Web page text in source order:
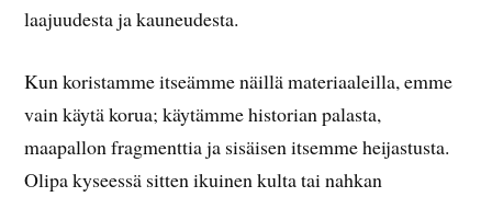
laajuudesta ja kauneudesta.
Kun koristamme itseämme näillä materiaaleilla, emme
vain käytä korua; käytämme historian palasta,
maapallon fragmenttia ja sisäisen itsemme heijastusta.
Olipa kyseessä sitten ikuinen kulta tai nahkan